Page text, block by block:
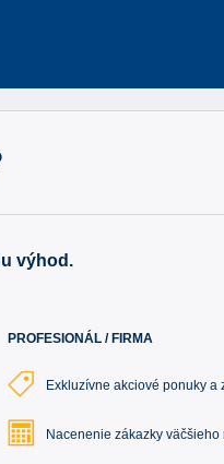
výhod.
PROFESIONÁL / FIRMA
Exkluzívne akciové ponuky a
Nacenenie zákazky väčšieho